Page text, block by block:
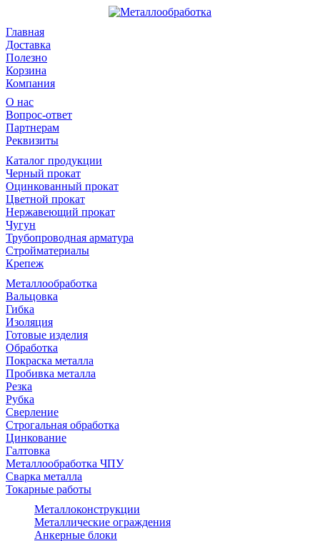
Главная
Доставка
Полезно
Корзина
Компания
О нас
Вопрос-ответ
Партнерам
Реквизиты
Каталог продукции
Черный прокат
Оцинкованный прокат
Цветной прокат
Нержавеющий прокат
Чугун
Трубопроводная арматура
Стройматериалы
Крепеж
Металлообработка
Вальцовка
Гибка
Изоляция
Готовые изделия
Обработка
Покраска металла
Пробивка металла
Резка
Рубка
Сверление
Строгальная обработка
Цинкование
Галтовка
Металлообработка ЧПУ
Сварка металла
Токарные работы
Металлоконструкции
Металлические ограждения
Анкерные блоки